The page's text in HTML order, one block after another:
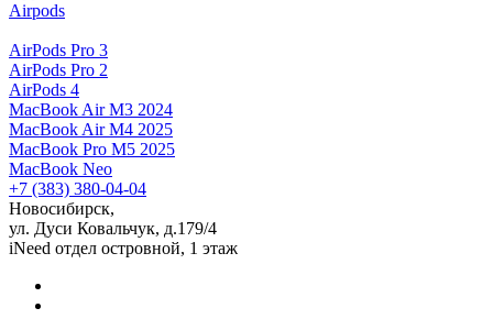
AirPods Pro 2
AirPods 4
MacBook Air M3 2024
MacBook Air M4 2025
MacBook Pro M5 2025
MacBook Neo
+7 (383) 380-04-04
Новосибирск,
ул. Дуси Ковальчук, д.179/4
iNeed отдел островной, 1 этаж